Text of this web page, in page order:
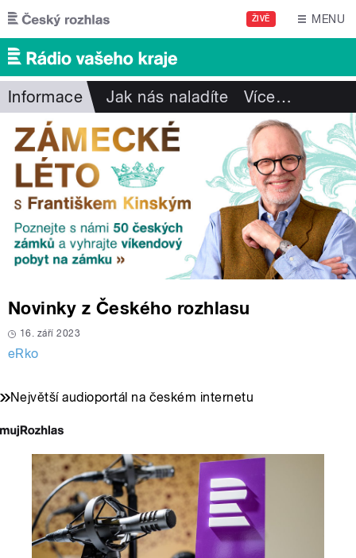
Přejít k hlavnímu obsahu
ŽIVĚ MENU
Informace Jak nás naladíte Více…
Novinky z Českého rozhlasu
16. září 2023
eRko
Největší audioportál na českém internetu